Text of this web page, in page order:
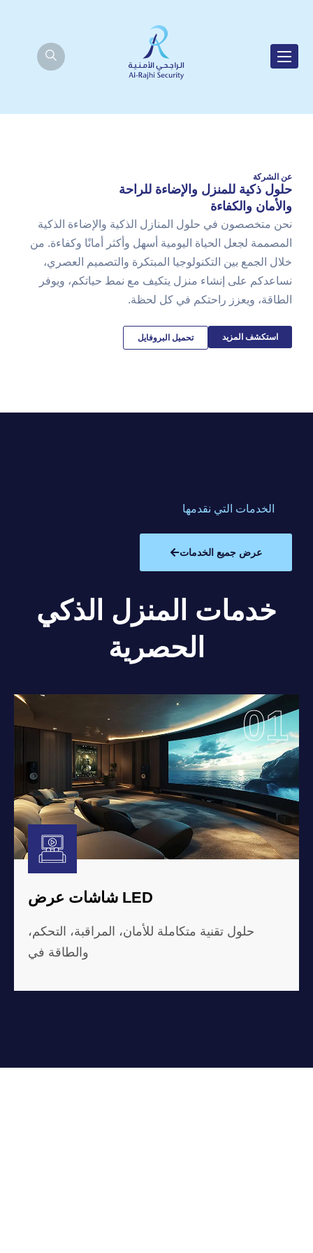
عن الشركة
حلول ذكية للمنزل والإضاءة للراحة
والأمان والكفاءة
نحن متخصصون في حلول المنازل الذكية والإضاءة الذكية
المصممة لجعل الحياة اليومية أسهل وأكثر أمانًا وكفاءة. من
خلال الجمع بين التكنولوجيا المبتكرة والتصميم العصري،
نساعدكم على إنشاء منزل يتكيف مع نمط حياتكم، ويوفر
الطاقة، ويعزز راحتكم في كل لحظة.
استكشف المزيد تحميل البروفايل
الخدمات التي نقدمها
عرض جميع الخدمات
خدمات المنزل الذكي
الحصرية
01
شاشات عرض LED
حلول تقنية متكاملة للأمان، المراقبة، التحكم،
والطاقة في